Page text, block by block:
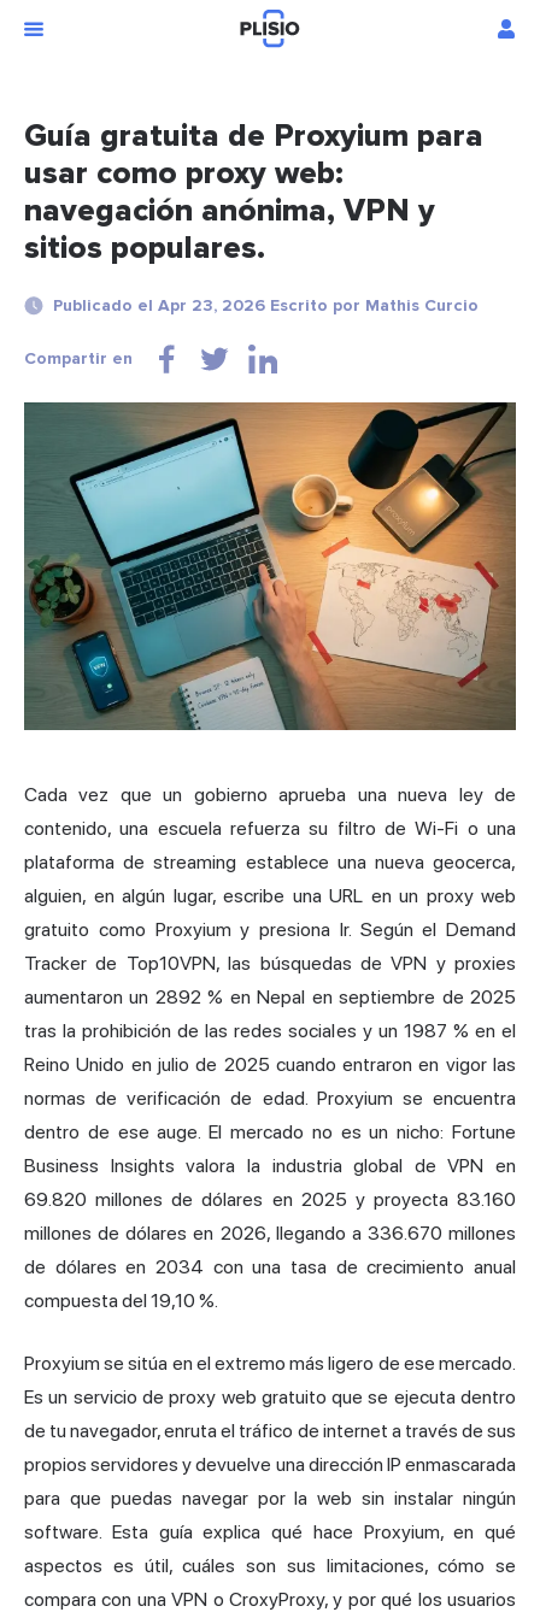
Guía gratuita de Proxyium para
usar como proxy web:
navegación anónima, VPN y
sitios populares.
Publicado el Apr 23, 2026 Escrito por Mathis Curcio
Compartir en
Cada vez que un gobierno aprueba una nueva ley de
contenido, una escuela refuerza su filtro de Wi-Fi o una
plataforma de streaming establece una nueva geocerca,
alguien, en algún lugar, escribe una URL en un proxy web
gratuito como Proxyium y presiona Ir. Según el Demand
Tracker de Top10VPN, las búsquedas de VPN y proxies
aumentaron un 2892 % en Nepal en septiembre de 2025
tras la prohibición de las redes sociales y un 1987 % en el
Reino Unido en julio de 2025 cuando entraron en vigor las
normas de verificación de edad. Proxyium se encuentra
dentro de ese auge. El mercado no es un nicho: Fortune
Business Insights valora la industria global de VPN en
69.820 millones de dólares en 2025 y proyecta 83.160
millones de dólares en 2026, llegando a 336.670 millones
de dólares en 2034 con una tasa de crecimiento anual
compuesta del 19,10 %.
Proxyium se sitúa en el extremo más ligero de ese mercado.
Es un servicio de proxy web gratuito que se ejecuta dentro
de tu navegador, enruta el tráfico de internet a través de sus
propios servidores y devuelve una dirección IP enmascarada
para que puedas navegar por la web sin instalar ningún
software. Esta guía explica qué hace Proxyium, en qué
aspectos es útil, cuáles son sus limitaciones, cómo se
compara con una VPN o CroxyProxy, y por qué los usuarios